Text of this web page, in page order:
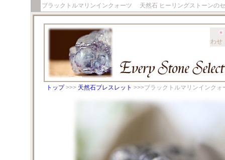
ブラックトルマリンインクォーツ 天然石 ヒーリングストーンの
わせ
トップ>>> 天然石ブレスレット >>>ブラックトルマリンインクォ